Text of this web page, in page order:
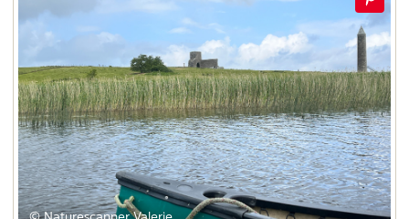
© Naturescanner Valerie